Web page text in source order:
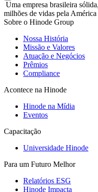
Uma empresa brasileira
milhões de vidas pela
Sobre o Hinode Group
Nossa História
Missão e Valores
Atuação e Negócios
Prêmios
Compliance
Acontece na Hinode
Hinode na Mídia
Eventos
Capacitação
Universidade Hinode
Para um Futuro Melhor
Relatórios ESG
Hinode Impacta